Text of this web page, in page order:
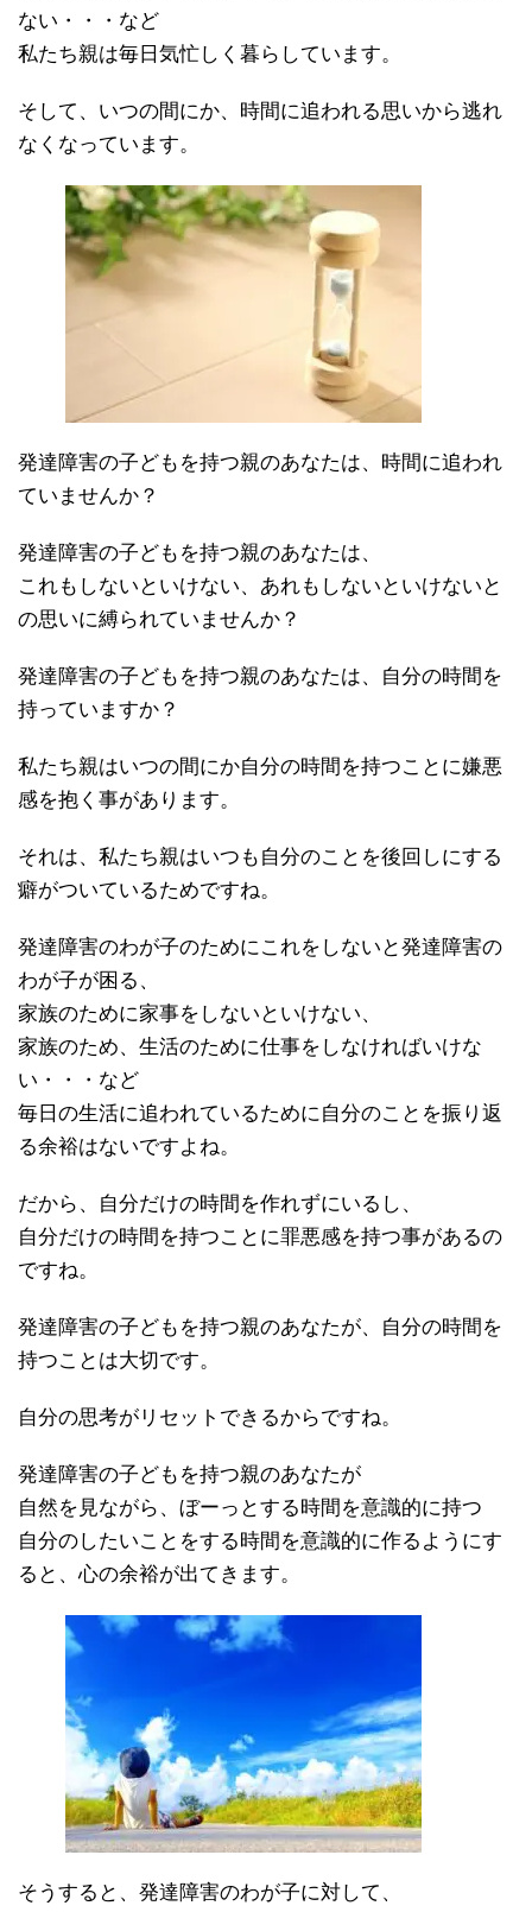
ない・・・など
私たち親は毎日気忙しく暮らしています。
そして、いつの間にか、時間に追われる思いから逃れ
なくなっています。
発達障害の子どもを持つ親のあなたは、時間に追われ
ていませんか？
発達障害の子どもを持つ親のあなたは、
これもしないといけない、あれもしないといけないと
の思いに縛られていませんか？
発達障害の子どもを持つ親のあなたは、自分の時間を
持っていますか？
私たち親はいつの間にか自分の時間を持つことに嫌悪
感を抱く事があります。
それは、私たち親はいつも自分のことを後回しにする
癖がついているためですね。
発達障害のわが子のためにこれをしないと発達障害の
わが子が困る、
家族のために家事をしないといけない、
家族のため、生活のために仕事をしなければいけな
い・・・など
毎日の生活に追われているために自分のことを振り返
る余裕はないですよね。
だから、自分だけの時間を作れずにいるし、
自分だけの時間を持つことに罪悪感を持つ事があるの
ですね。
発達障害の子どもを持つ親のあなたが、自分の時間を
持つことは大切です。
自分の思考がリセットできるからですね。
発達障害の子どもを持つ親のあなたが
自然を見ながら、ぼーっとする時間を意識的に持つ
自分のしたいことをする時間を意識的に作るようにす
ると、心の余裕が出てきます。
そうすると、発達障害のわが子に対して、